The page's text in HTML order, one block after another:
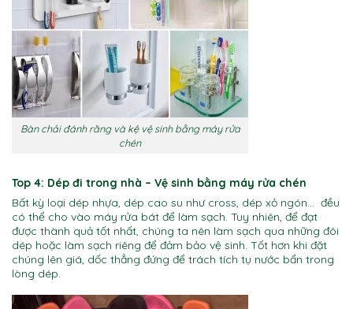
Bàn chải đánh răng và kệ vệ sinh bằng máy rửa
chén
Top 4: Dép đi trong nhà – Vệ sinh bằng máy rửa chén
Bất kỳ loại dép nhựa, dép cao su như cross, dép xỏ ngón… đều
có thể cho vào máy rửa bát để làm sạch. Tuy nhiên, để đạt
được thành quả tốt nhất, chúng ta nên làm sạch qua những đôi
dép hoặc làm sạch riêng để đảm bảo vệ sinh. Tốt hơn khi đặt
chúng lên giá, dốc thẳng đứng để trách tích tụ nước bẩn trong
lòng dép.